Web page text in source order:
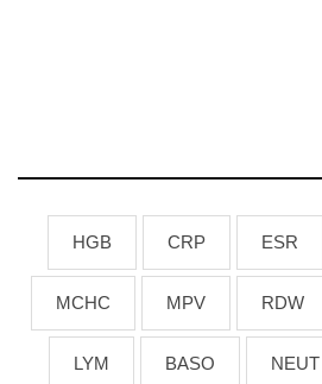
ESR
CRP
HGB
RDW
MPV
MCHC
NEUT
BASO
LYM